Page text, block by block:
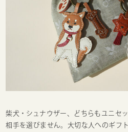
柴犬・シュナウザー、どちらもユニセ
相手を選びません。大切な人へのギフ